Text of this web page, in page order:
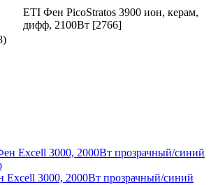
ETI Фен PicoStratos 3900 ион, керам,
дифф, 2100Вт [2766]
3000, 2000Вт прозрачный/cиний